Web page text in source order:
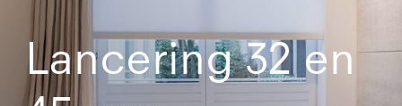
Lancering 32 en